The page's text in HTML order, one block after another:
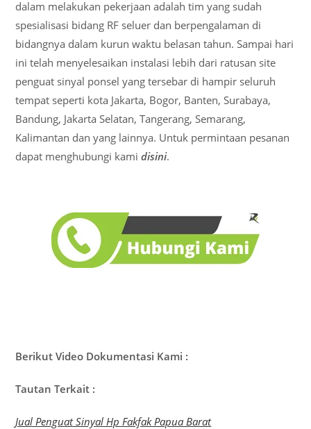
dalam melakukan pekerjaan adalah tim yang sudah
spesialisasi bidang RF seluer dan berpengalaman di
bidangnya dalam kurun waktu belasan tahun. Sampai hari
ini telah menyelesaikan instalasi lebih dari ratusan site
penguat sinyal ponsel yang tersebar di hampir seluruh
tempat seperti kota Jakarta, Bogor, Banten, Surabaya,
Bandung, Jakarta Selatan, Tangerang, Semarang,
Kalimantan dan yang lainnya. Untuk permintaan pesanan
dapat menghubungi kamidisini.
Berikut Video Dokumentasi Kami :
Tautan Terkait :
Jual Penguat Sinyal Hp Fakfak Papua Barat